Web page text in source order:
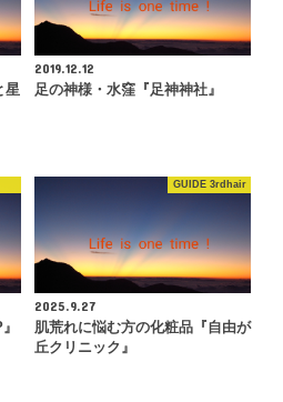
星
2019.12.12
足の神様・水窪『足神神社』
GUIDE 3rdhair
2025.9.27
肌荒れに悩む方の化粧品『自由が
丘クリニック』